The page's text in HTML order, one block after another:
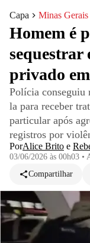
Capa Minas Gerais
Homem é
sequestrar
privado
Polícia conseguiu
la para receber
particular após
registros por
PorAlice Brito e
03/06/2026 às 00h03 •
Compartilhar